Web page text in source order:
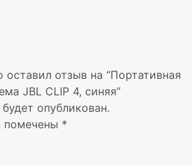
отзыв на “Портативная
JBL CLIP 4, синяя”
опубликован.
помечены *